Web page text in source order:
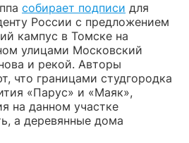
собирает подписи для
России с предложением
кампус в Томске на
улицами Московский
и рекой. Авторы
что границами студгородка
«Парус» и «Маяк»,
на данном участке
а деревянные дома